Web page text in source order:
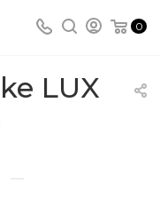
0
LUX
—